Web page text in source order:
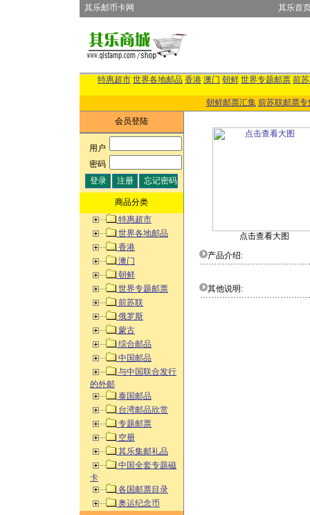
其乐邮币卡网 其乐首
特惠超市 世界各地邮品 香港 澳门 朝鲜 世界专题邮票 前
朝鲜邮票汇集 前苏联邮票专
会员登陆
用户:
密码:
商品分类
特惠超市
世界各地邮品
香港
澳门
朝鲜
世界专题邮票
前苏联
俄罗斯
蒙古
综合邮品
中国邮品
与中国联合发行
的外邮
泰国邮品
台湾邮品欣赏
专题邮票
空册
其乐集邮礼品
中国全套专题磁
卡
各国邮票目录
奥运纪念币
点击查看大图
产品介绍:
其他说明: